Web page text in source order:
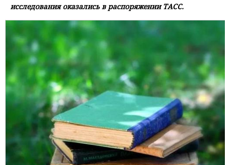
исследования оказались в распоряжении ТАСС.